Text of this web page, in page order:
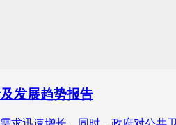
发展趋势报告